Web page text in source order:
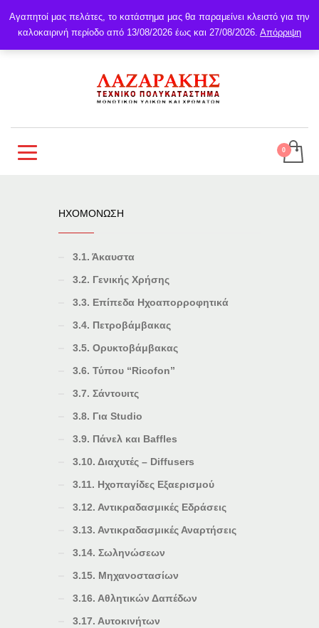
ΗΧΟΜΟΝΩΣΗ
3.1. Άκαυστα
3.2. Γενικής Χρήσης
3.3. Επίπεδα Ηχοαπορροφητικά
3.4. Πετροβάμβακας
3.5. Ορυκτοβάμβακας
3.6. Τύπου “Ricofon”
3.7. Σάντουιτς
3.8. Για Studio
3.9. Πάνελ και Baffles
3.10. Διαχυτές – Diffusers
3.11. Ηχοπαγίδες Εξαερισμού
3.12. Αντικραδασμικές Εδράσεις
3.13. Αντικραδασμικές Αναρτήσεις
3.14. Σωληνώσεων
3.15. Μηχανοστασίων
3.16. Αθλητικών Δαπέδων
3.17. Αυτοκινήτων
Αγαπητοί μας πελάτες, το κατάστημα μας θα παραμείνει κλειστό για την
καλοκαιρινή περίοδο από 13/08/2026 έως και 27/08/2026. Απόρριψη